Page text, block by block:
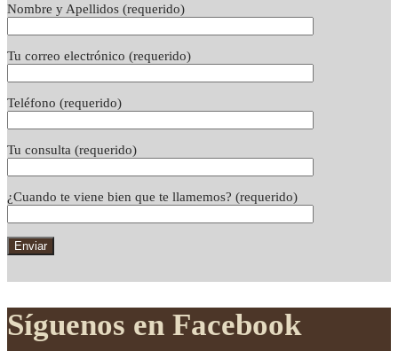
Nombre y Apellidos (requerido)
Tu correo electrónico (requerido)
Teléfono (requerido)
Tu consulta (requerido)
¿Cuando te viene bien que te llamemos? (requerido)
Síguenos en Facebook